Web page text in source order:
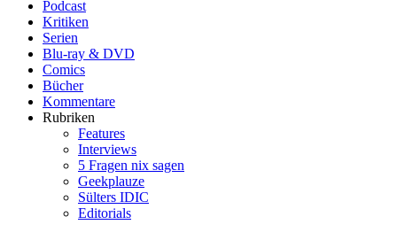
Podcast
Kritiken
Serien
Blu-ray & DVD
Comics
Bücher
Kommentare
Rubriken
Features
Interviews
5 Fragen nix sagen
Geekplauze
Sülters IDIC
Editorials